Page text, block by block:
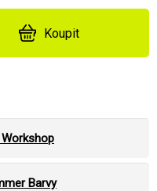
Koupit
Barvy